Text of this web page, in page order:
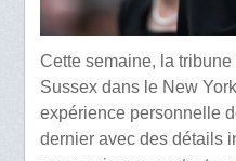
Cette semaine, la
Sussex dans le New
expérience personnelle
dernier avec des détails